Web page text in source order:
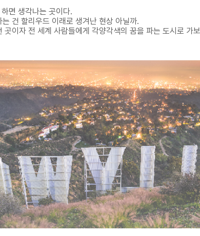
면 생각나는 곳이다.
건 할리우드 이래로 생겨난 현상 아닐까.
이자 전 세계 사람들에게 각양각색의 꿈을 파는 도시로 가